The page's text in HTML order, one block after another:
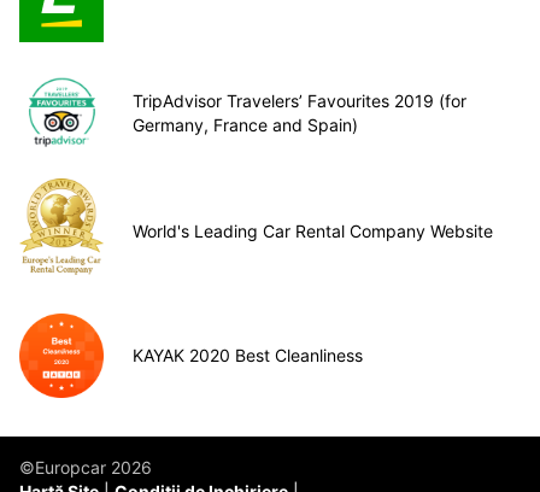
TripAdvisor Travelers’ Favourites 2019 (for
Germany, France and Spain)
World's Leading Car Rental Company Website
KAYAK 2020 Best Cleanliness
©Europcar 2026